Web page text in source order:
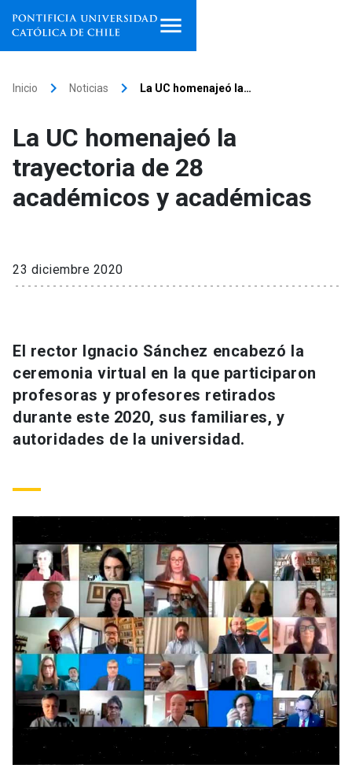
Facultades, escuelas e
institutos
Investigación
Extensión
Información para keyboard_arrow_down
Futuros estudiantes
Académicos
Personal
Alumni launch
Padres y familia
Vecinos launch
Go to english site launch
Mi Cuenta UC launch
Correo UC launch
Mi Portal UC launch
Medios Biblioteca launch
Donaciones launch
Inicio keyboard_arrow_right Noticias keyboard_arrow_right La UC homenajeó la…
La UC homenajeó la
trayectoria de 28
académicos y académicas
23 diciembre 2020
El rector Ignacio Sánchez encabezó la
ceremonia virtual en la que participaron
profesoras y profesores retirados
durante este 2020, sus familiares, y
autoridades de la universidad.